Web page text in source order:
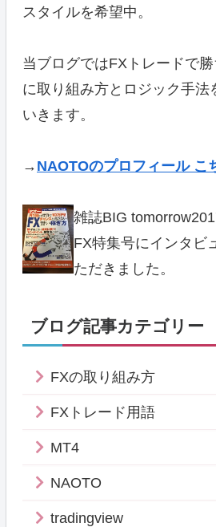
スタイルを希望中。
当ブログではFXトレードで
に取り組み方とロジック手法
いきます。
→ NAOTOのプロフィール こ
雑誌BIG
FX特集号にインタビ
ただきました。
ブログ記事カテゴリー
FXの取り組み方
FXトレード用語
MT4
NAOTO
tradingview